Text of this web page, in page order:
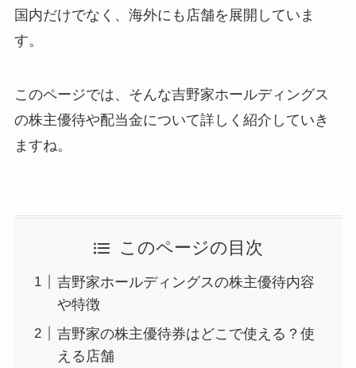
国内だけでなく、海外にも店舗を展開していま
す。
このページでは、そんな吉野家ホールディングス
の株主優待や配当金について詳しく紹介していき
ますね。
このページの目次
吉野家ホールディングスの株主優待内容
や特徴
吉野家の株主優待券はどこで使える？使
える店舗